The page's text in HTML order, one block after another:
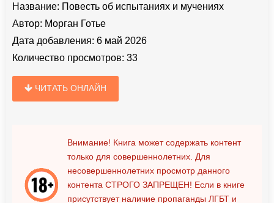
Название: Повесть об испытаниях и мучениях
Автор: Морган Готье
Дата добавления: 6 май 2026
Количество просмотров: 33
ЧИТАТЬ ОНЛАЙН
Внимание! Книга может содержать контент
только для совершеннолетних. Для
несовершеннолетних просмотр данного
контента СТРОГО ЗАПРЕЩЕН! Если в книге
присутствует наличие пропаганды ЛГБТ и